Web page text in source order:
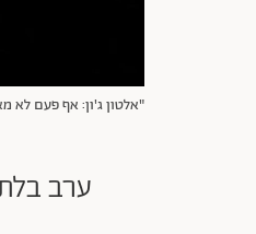
"אלטון ג'ון: אף פעם לא
ערב